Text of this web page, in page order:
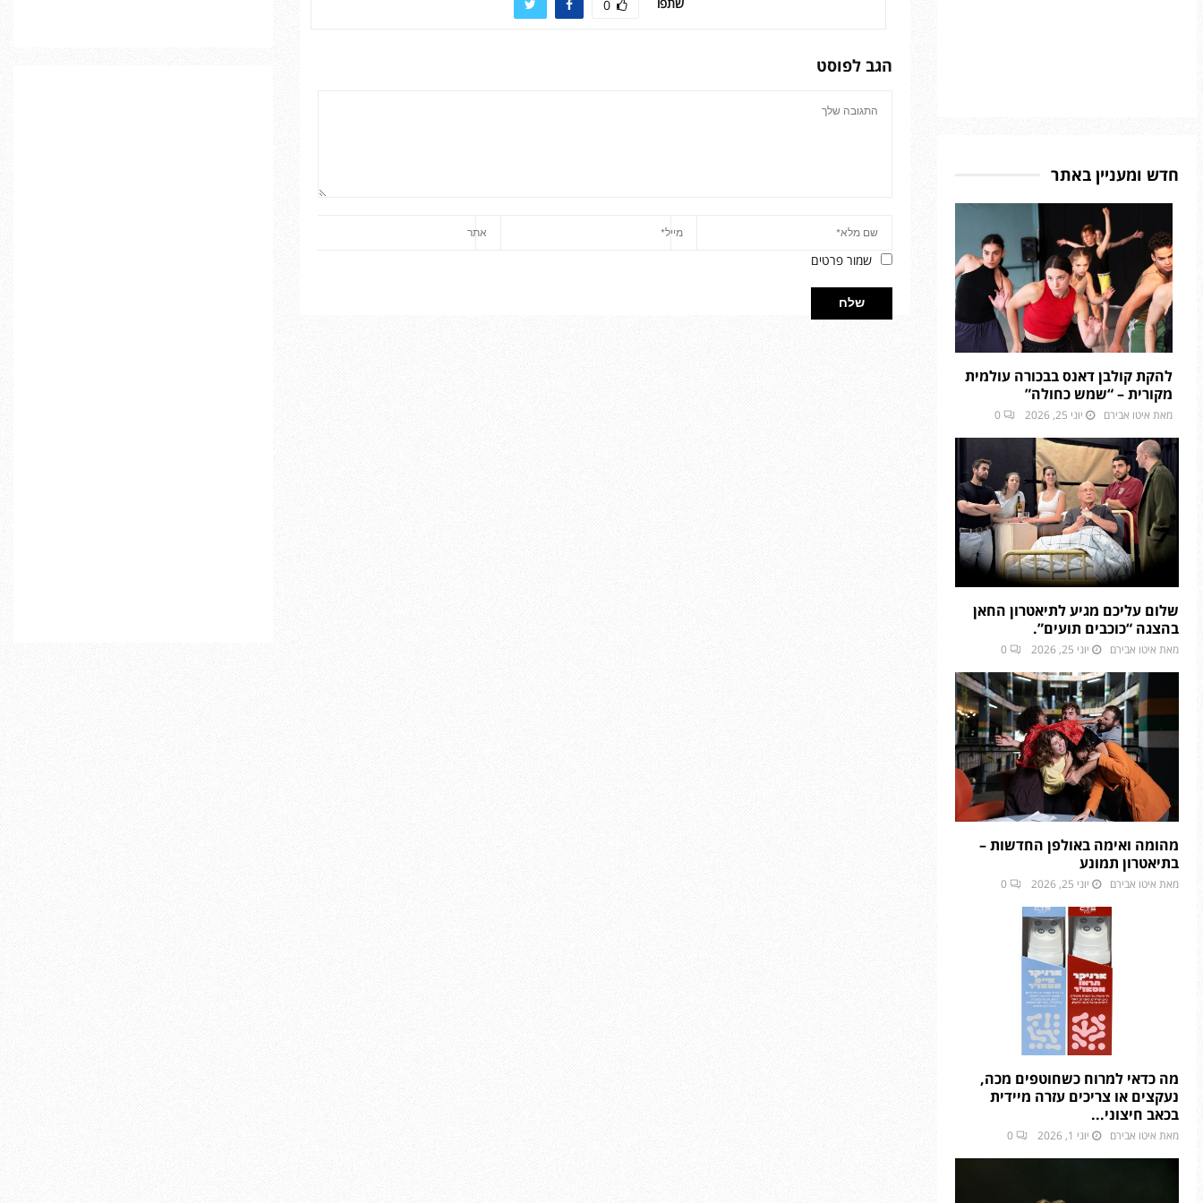
0
הגב לפוסט
שמור פרטים
חדש ומעניין באתר
להקת קולבן דאנס בבכורה עולמית
מקורית – “שמש כחולה”
מאת איטו אבירם יוני 25, 2026 0
שלום עליכם מגיע לתיאטרון החאן
בהצגה “כוכבים תועים”.
מאת איטו אבירם יוני 25, 2026 0
מהומה ואימה באולפן החדשות –
בתיאטרון תמונע
מאת איטו אבירם יוני 25, 2026 0
מה כדאי למרוח כשחוטפים מכה,
נעקצים או צריכים עזרה מיידית
בכאב חיצוני...
מאת איטו אבירם יוני 1, 2026 0